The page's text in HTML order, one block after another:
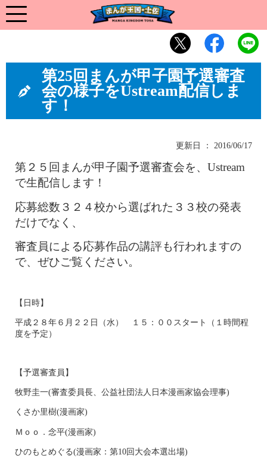
第25回まんが甲子園予選審査
会の様子をUstream配信しま
す！
更新日 ： 2016/06/17
第２５回まんが甲子園予選審査会を、 Ustream
で生配信します！
応募総数３２４校から選ばれた３３校の発表
だけでなく、
審査員による応募作品の講評も行われますの
で、ぜひご覧ください。
【日時】
平成２８年６月２２日（水） １５：００スタート（１時間程
度を予定）
【予選審査員】
牧野圭一(審査委員長、公益社団法人日本漫画家協会理事)
くさか里樹(漫画家)
Ｍｏｏ．念平(漫画家)
ひのもとめぐる(漫画家：第10回大会本選出場)